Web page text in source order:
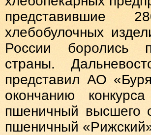
хлебобулочных
России боролись
страны.
представил АО
окончанию
пшеничный высшего
пшеничный